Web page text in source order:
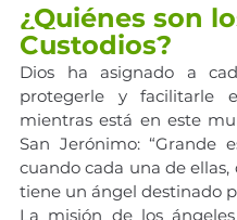
¿Quiénes son
Custodios?
Dios ha asignado a
protegerle y facilitarle
mientras está en este
San Jerónimo: “Grande
cuando cada una de
tiene un ángel destinado
La misión de los